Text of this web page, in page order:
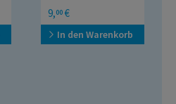
Heilpflanzen einfach
selbst anbauen
9,00 €
In den Warenkorb